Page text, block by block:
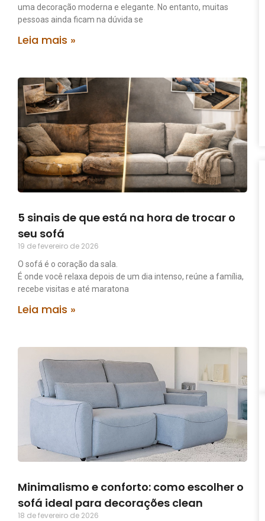
uma decoração moderna e elegante. No entanto, muitas
pessoas ainda ficam na dúvida se
Leia mais »
5 sinais de que está na hora de trocar o
seu sofá
19 de fevereiro de 2026
O sofá é o coração da sala.
É onde você relaxa depois de um dia intenso, reúne a família,
recebe visitas e até maratona
Leia mais »
Minimalismo e conforto: como escolher o
sofá ideal para decorações clean
18 de fevereiro de 2026